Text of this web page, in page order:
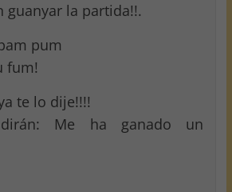
guanyar la partida!!.
pum
fum!
te lo dije!!!!
Me ha ganado un